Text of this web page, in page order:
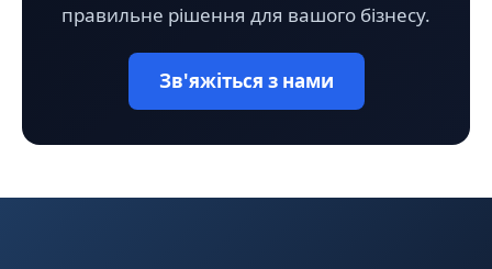
правильне рішення для вашого бізнесу.
Зв'яжіться з нами